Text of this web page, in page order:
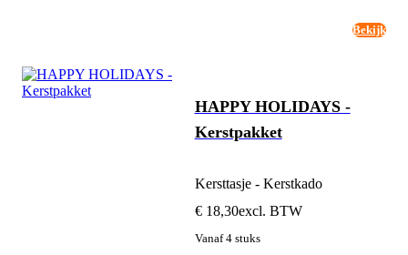
Bekijk
HAPPY HOLIDAYS -
Kerstpakket
Kersttasje - Kerstkado
€ 18,30excl. BTW
Vanaf 4 stuks